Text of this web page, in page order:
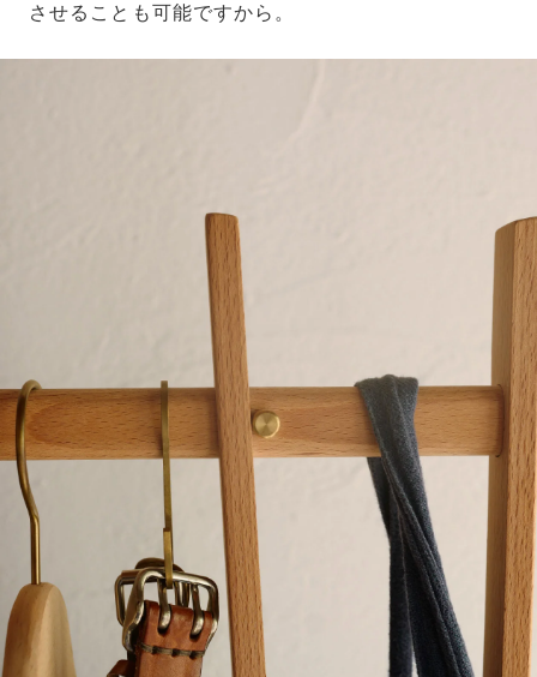
させることも可能ですから。